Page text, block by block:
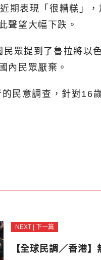
期表現「很糟糕」
聲望大幅下跌。
眾提到了魯拉將以
內民眾厭棄。
民意調查，針對16
NEXT | 下一篇
【全球民調／香港